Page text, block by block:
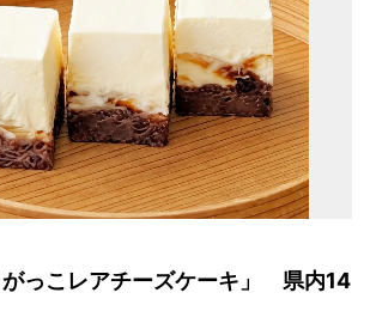
っこレアチーズケーキ」 県内14